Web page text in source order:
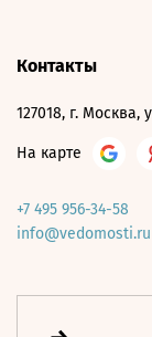
Контакты
127018, г. Москва,
На карте
+7 495 956-34-58
info@vedomosti.ru